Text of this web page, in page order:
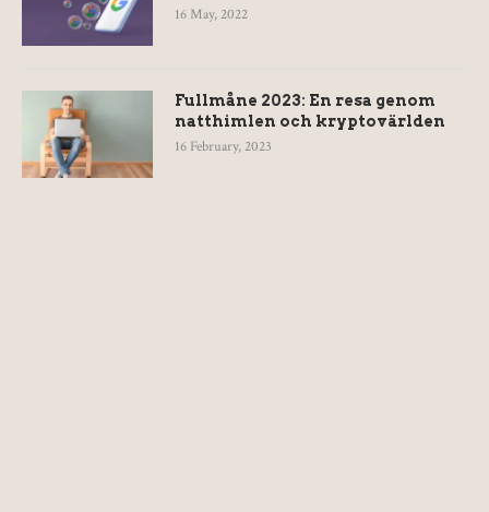
16 May, 2022
Fullmåne 2023: En resa genom
natthimlen och kryptovärlden
16 February, 2023